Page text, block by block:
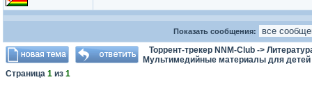
Показать сообщения:
Торрент-трекер NNM-Club ->
Мультимедийные материалы для детей
Страница 1 из 1